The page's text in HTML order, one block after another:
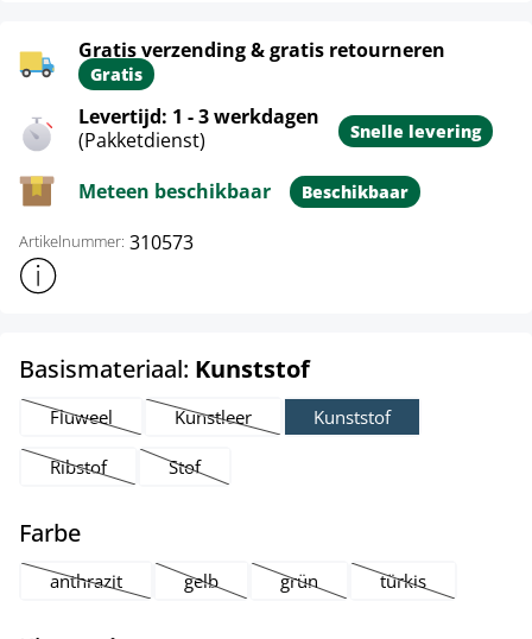
Gratis verzending & gratis retourneren
Gratis
Levertijd: 1 - 3 werkdagen
(Pakketdienst)
Snelle levering
Meteen beschikbaar Beschikbaar
Artikelnummer: 310573
Toon meer productinformatie
Basismateriaal: Kunststofselect
Fluweel
(Deze optie is momenteel niet beschikbaar.)
Kunstleer
(Deze optie is momenteel niet beschikbaar.)
Kunststof
Ribstof
(Deze optie is momenteel niet beschikbaar.)
Stof
(Deze optie is momenteel niet beschikbaar.)
Farbeselect
anthrazit
(Deze optie is momenteel niet beschikbaar.)
gelb
(Deze optie is momenteel niet beschikbaar.)
grün
(Deze optie is momenteel niet
türkis
(Deze optie is